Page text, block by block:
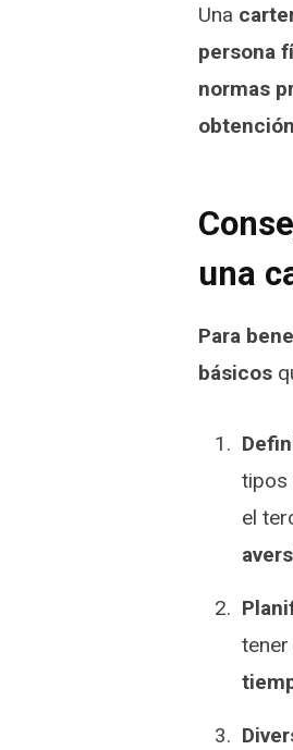
Una
persona
normas
una
Para
básicos
tipos
el